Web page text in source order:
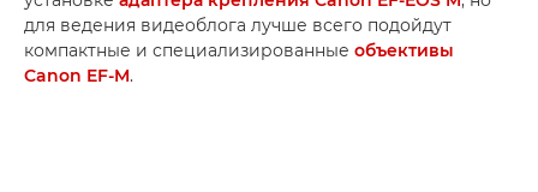
для ведения видеоблога лучше всего подойдут
компактные и специализированные объективы
Canon EF-M.